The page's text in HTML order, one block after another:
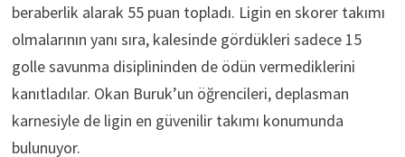
beraberlik alarak 55 puan topladı. Ligin en skorer takımı
olmalarının yanı sıra, kalesinde gördükleri sadece 15
golle savunma disiplininden de ödün vermediklerini
kanıtladılar. Okan Buruk’un öğrencileri, deplasman
karnesiyle de ligin en güvenilir takımı konumunda
bulunuyor.